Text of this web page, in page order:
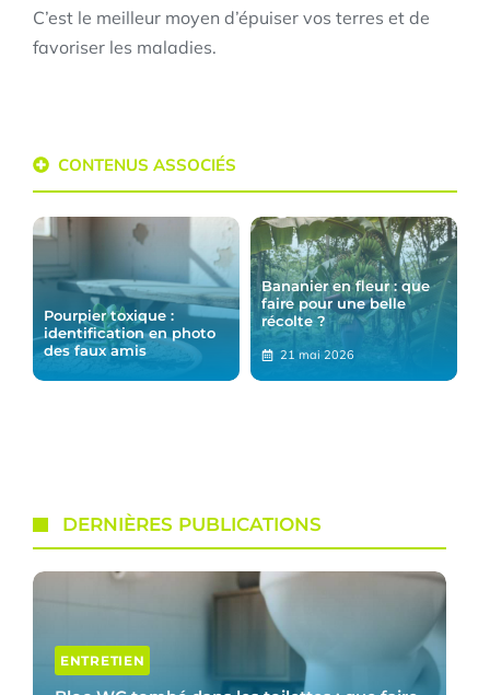
C’est le meilleur moyen d’épuiser vos terres et de
favoriser les maladies.
CONTENUS ASSOCIÉS
Pourpier toxique :
identification en photo
des faux amis
Bananier en fleur : que
faire pour une belle
récolte ?
21 mai 2026
DERNIÈRES PUBLICATIONS
ENTRETIEN